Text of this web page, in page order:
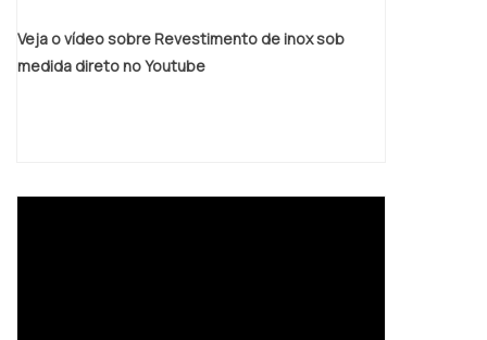
Veja o vídeo sobre Revestimento de inox sob
medida direto no Youtube